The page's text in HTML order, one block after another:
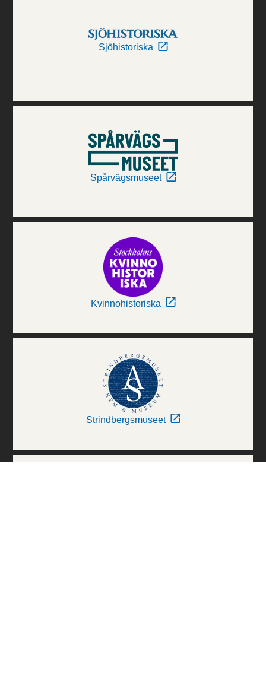
Sjöhistoriska
Spårvägsmuseet
Kvinnohistoriska
Strindbergsmuseet